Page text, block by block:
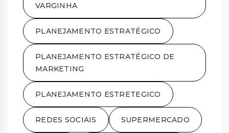
VARGINHA
PLANEJAMENTO ESTRATÉGICO
PLANEJAMENTO ESTRATÉGICO DE
MARKETING
PLANEJAMENTO ESTRETEGICO
REDES SOCIAIS SUPERMERCADO